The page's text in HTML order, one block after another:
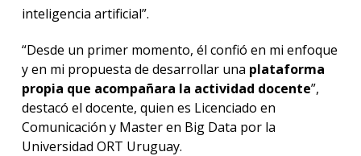
inteligencia artificial”.
“Desde un primer momento, él confió en mi enfoque
y en mi propuesta de desarrollar una plataforma
propia que acompañara la actividad docente”,
destacó el docente, quien es Licenciado en
Comunicación y Master en Big Data por la
Universidad ORT Uruguay.